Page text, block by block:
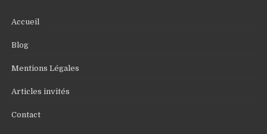
Accueil
Blog
Mentions Légales
Articles invités
Contact